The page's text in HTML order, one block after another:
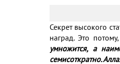
Секрет высокого
наград. Это
умножится, а
семисоткратно.